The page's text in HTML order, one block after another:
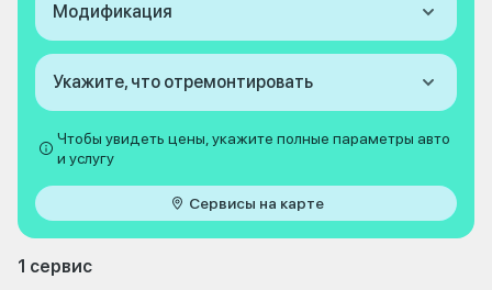
Модификация
Укажите, что отремонтировать
Чтобы увидеть цены, укажите полные параметры авто
и услугу
Сервисы на карте
1 сервис